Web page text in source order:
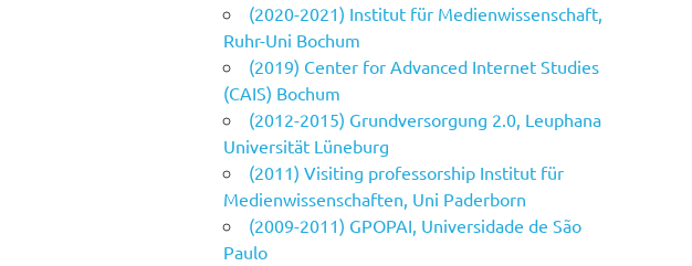
(2020-2021) Institut für Medienwissenschaft,
Ruhr-Uni Bochum
(2019) Center for Advanced Internet Studies
(CAIS) Bochum
(2012-2015) Grundversorgung 2.0, Leuphana
Universität Lüneburg
(2011) Visiting professorship Institut für
Medienwissenschaften, Uni Paderborn
(2009-2011) GPOPAI, Universidade de São
Paulo